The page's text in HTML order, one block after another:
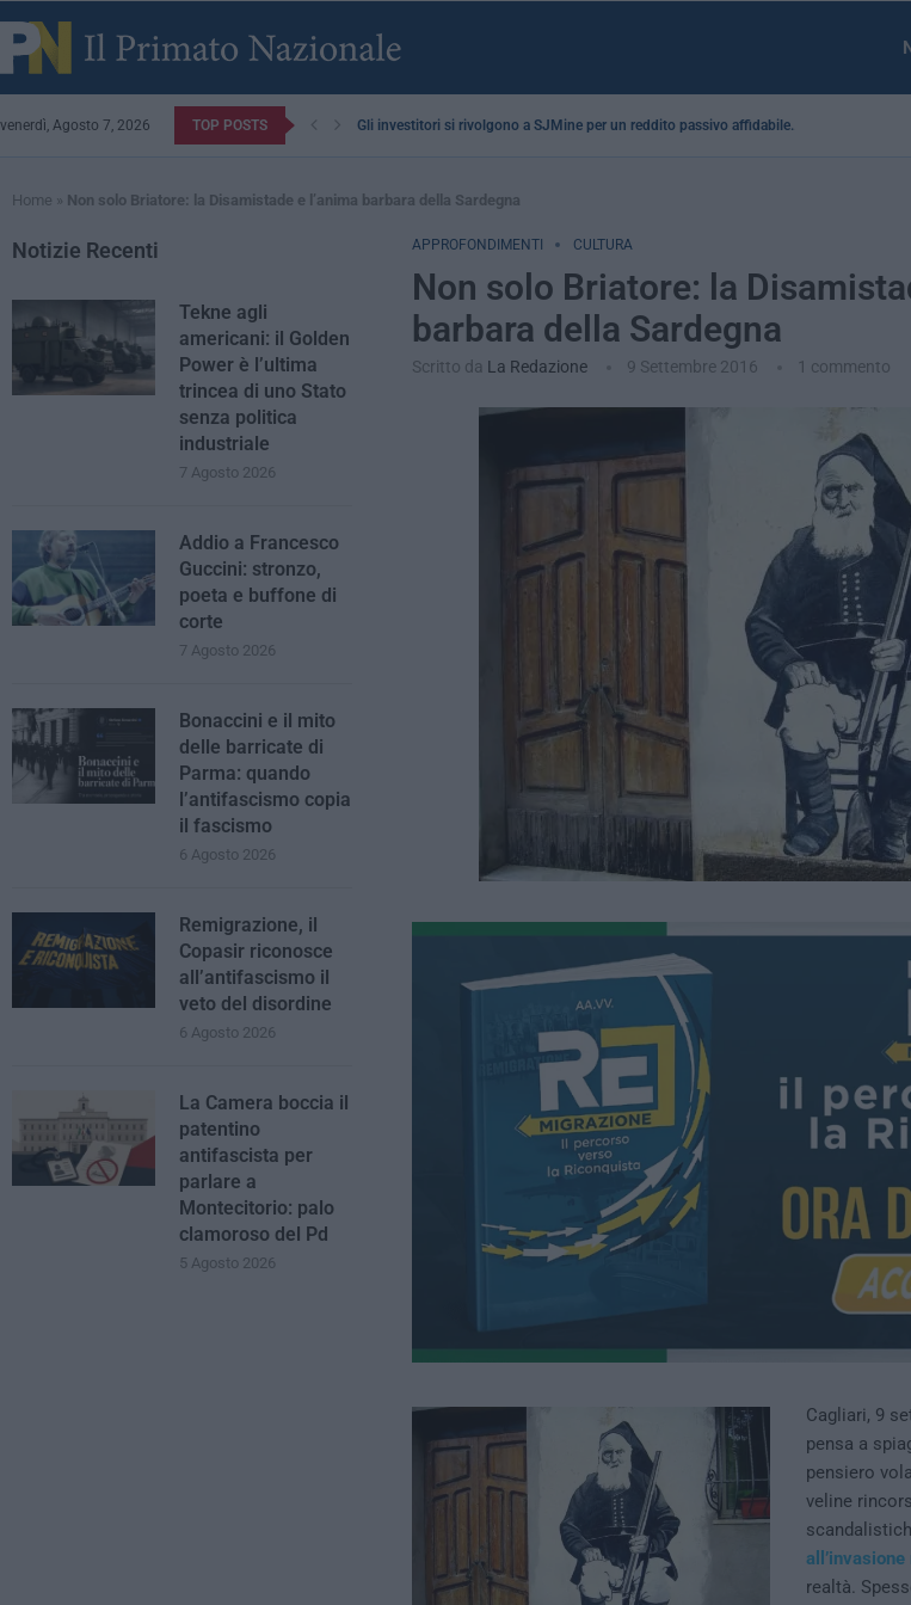
venerdì, Agosto 7, 2026 TOP POSTS Gli investitori si rivolgono a SJMine per un reddito passivo affidabile...
Home » Non solo Briatore: la Disamistade e l’anima barbara della Sardegna
APPROFONDIMENTI CULTURA
Non solo Briatore: la
barbara della Sardegna
Scritto da La Redazione 9 Settembre 2016 1 commento
Cagliari, 9
pensa a
pensiero
veline
realtà.
Notizie Recenti
Tekne agli
americani: il Golden
Power è l’ultima
trincea di uno Stato
senza politica
industriale
7 Agosto 2026
Addio a Francesco
Guccini: stronzo,
poeta e buffone di
corte
7 Agosto 2026
Bonaccini e il mito
delle barricate di
Parma: quando
l’antifascismo copia
il fascismo
6 Agosto 2026
Remigrazione, il
Copasir riconosce
all’antifascismo il
veto del disordine
6 Agosto 2026
La Camera boccia il
patentino
antifascista per
parlare a
Montecitorio: palo
clamoroso del Pd
5 Agosto 2026